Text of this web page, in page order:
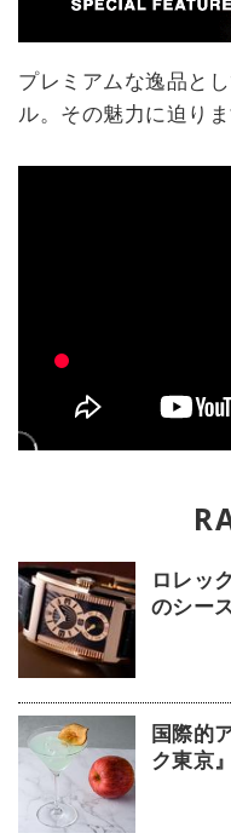
プレミアムな逸品と
ル。その魅力に迫りま
ロレッ
のシー
国際的
ク東京